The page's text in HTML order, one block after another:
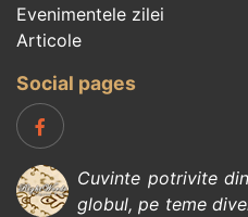
Evenimentele zilei
Articole
Social pages
Cuvinte potrivite
globul, pe teme